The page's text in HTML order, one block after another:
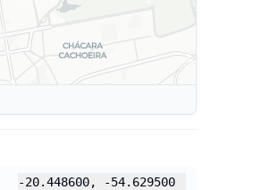
-20.448600, -54.629500